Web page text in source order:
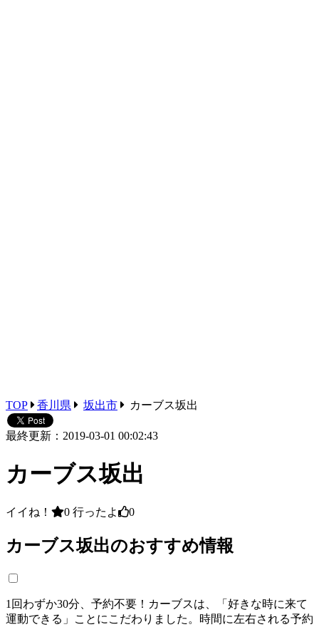
TOP 香川県 坂出市 カーブス坂出
最終更新：2019-03-01 00:02:43
カーブス坂出
イイね！ 0 行ったよ 0
カーブス坂出のおすすめ情報
1回わずか30分、予約不要！カーブスは、「好きな時に来て
運動できる」ことにこだわりました。時間に左右される予約